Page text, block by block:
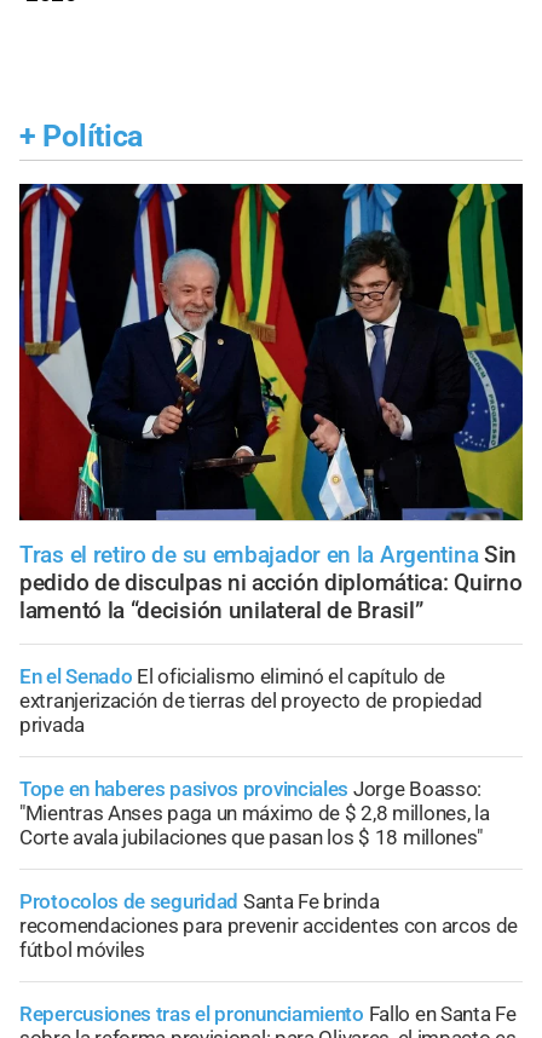
+ Política
Tras el retiro de su embajador en la Argentina Sin
pedido de disculpas ni acción diplomática: Quirno
lamentó la “decisión unilateral de Brasil”
En el Senado El oficialismo eliminó el capítulo de
extranjerización de tierras del proyecto de propiedad
privada
Tope en haberes pasivos provinciales Jorge Boasso:
"Mientras Anses paga un máximo de $ 2,8 millones, la
Corte avala jubilaciones que pasan los $ 18 millones"
Protocolos de seguridad Santa Fe brinda
recomendaciones para prevenir accidentes con arcos de
fútbol móviles
Repercusiones tras el pronunciamiento Fallo en Santa Fe